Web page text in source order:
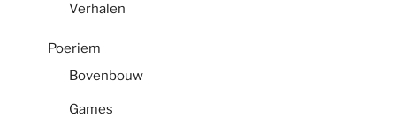
Verhalen
Poeriem
Bovenbouw
Games